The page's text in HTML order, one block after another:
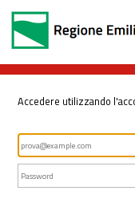
Accedere utilizzando